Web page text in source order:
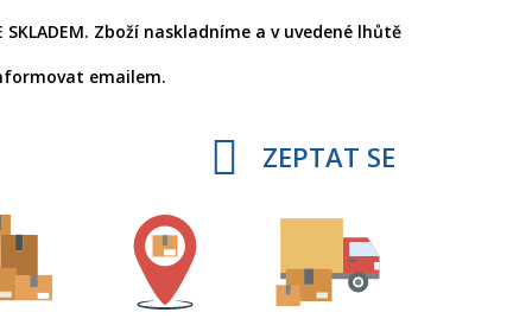
SKLADEM. Zboží naskladníme a v uvedené lhůtě
emailem.
ZEPTAT SE